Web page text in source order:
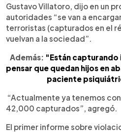
Gustavo Villatoro, dijo en un
autoridades “se van a
terroristas (capturados en el
vuelvan a la sociedad”.
Además: "Están capturando
pensar que quedan hijos en
paciente
“Actualmente ya tenemos
42,000 capturados”, agregó.
El primer informe sobre